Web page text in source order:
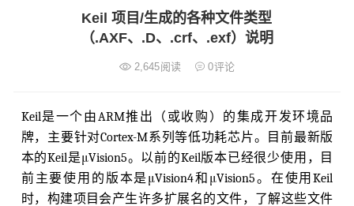
Keil 项目/生成的各种文件类型
（.AXF、.D、.crf、.exf）说明
2,645阅读 0评论
Keil是一个由ARM推出（或收购）的集成开发环境品
牌，主要针对Cortex-M系列等低功耗芯片。目前最新版
本的Keil是μVision5。以前的Keil版本已经很少使用，目
前主要使用的版本是μVision4和μVision5。在使用Keil
时，构建项目会产生许多扩展名的文件，了解这些文件